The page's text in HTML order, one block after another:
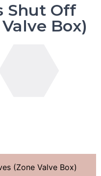
Shut Off
Box)
(Zone Valve Box)